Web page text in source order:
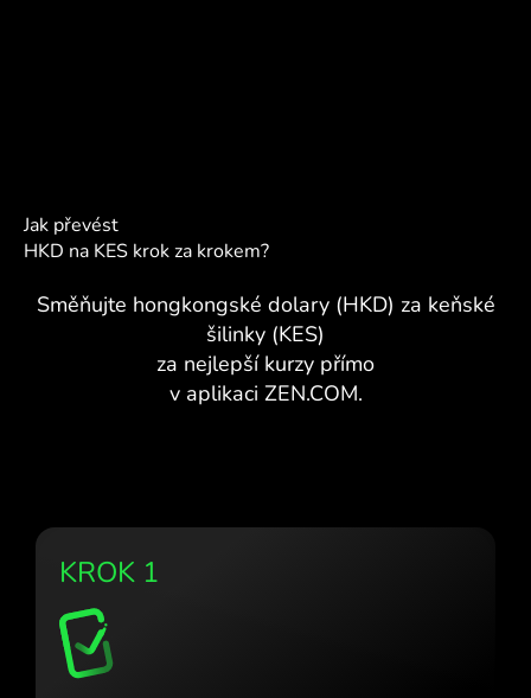
Jak převést
HKD na KES krok za krokem?
Směňujte hongkongské dolary (HKD) za keňské
šilinky (KES)
za nejlepší kurzy přímo
v aplikaci ZEN.COM.
KROK 1